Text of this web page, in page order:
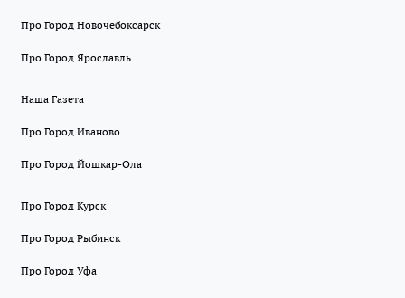
Про Город Новочебоксарск
Про Город Ярославль
Наша Газета
Про Город Иваново
Про Город Йошкар-Ола
Про Город Курск
Про Город Рыбинск
Про Город Уфа